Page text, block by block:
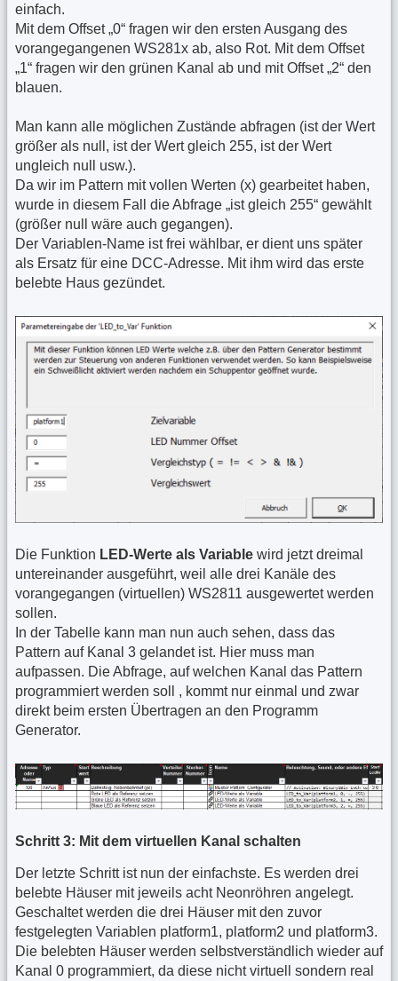
einfach.
Mit dem Offset „0“ fragen wir den ersten Ausgang des
vorangegangenen WS281x ab, also Rot. Mit dem Offset
„1“ fragen wir den grünen Kanal ab und mit Offset „2“ den
blauen.
Man kann alle möglichen Zustände abfragen (ist der Wert
größer als null, ist der Wert gleich 255, ist der Wert
ungleich null usw.).
Da wir im Pattern mit vollen Werten (x) gearbeitet haben,
wurde in diesem Fall die Abfrage „ist gleich 255“ gewählt
(größer null wäre auch gegangen).
Der Variablen-Name ist frei wählbar, er dient uns später
als Ersatz für eine DCC-Adresse. Mit ihm wird das erste
belebte Haus gezündet.
Die Funktion LED-Werte als Variable wird jetzt dreimal
untereinander ausgeführt, weil alle drei Kanäle des
vorangegangen (virtuellen) WS2811 ausgewertet werden
sollen.
In der Tabelle kann man nun auch sehen, dass das
Pattern auf Kanal 3 gelandet ist. Hier muss man
aufpassen. Die Abfrage, auf welchen Kanal das Pattern
programmiert werden soll , kommt nur einmal und zwar
direkt beim ersten Übertragen an den Programm
Generator.
Schritt 3: Mit dem virtuellen Kanal schalten
Der letzte Schritt ist nun der einfachste. Es werden drei
belebte Häuser mit jeweils acht Neonröhren angelegt.
Geschaltet werden die drei Häuser mit den zuvor
festgelegten Variablen platform1, platform2 und platform3.
Die belebten Häuser werden selbstverständlich wieder auf
Kanal 0 programmiert, da diese nicht virtuell sondern real